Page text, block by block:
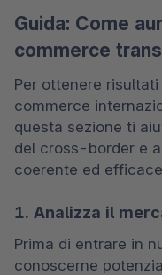
Guida: Come
commerce
Per ottenere
commerce
questa sezione ti
del cross-border e
coerente ed
1. Analizza il
Prima di entrare in
conoscerne